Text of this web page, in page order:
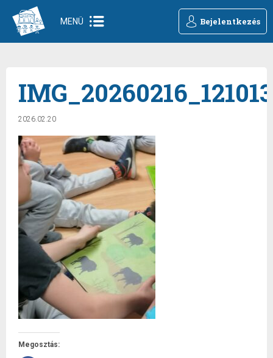
MENÜ Bejelentkezés
IMG_20260216_121013
2026.02.20
Megosztás: